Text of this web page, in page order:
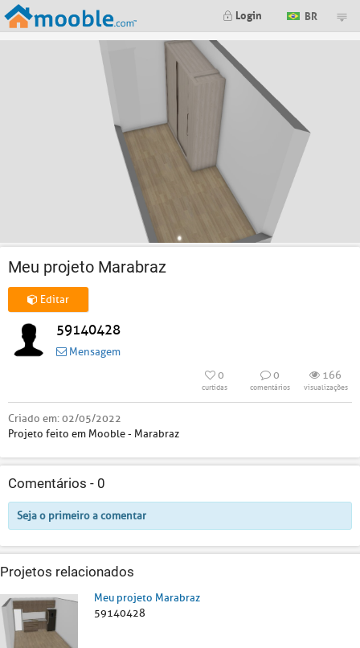
Login BR
Meu projeto Marabraz
Editar
59140428
Mensagem
0
curtidas
0
comentários
166
visualizações
Criado em:02/05/2022
Projeto feito em Mooble - Marabraz
Comentários - 0
Seja o primeiro a comentar
Projetos relacionados
Meu projeto Marabraz
59140428